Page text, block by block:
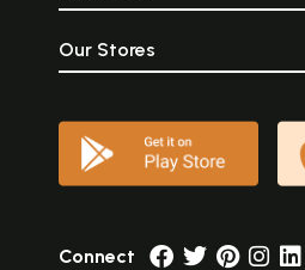
Our Stores
Connect